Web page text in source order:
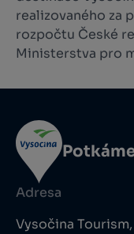
realizovaného za
rozpočtu České
Ministerstva pro
Adresa
Vysočina Tourism,